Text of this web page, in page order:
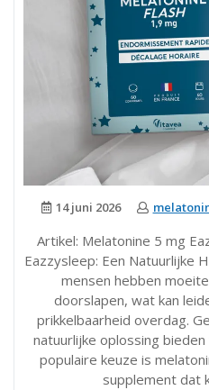
14 juni 2026
Artikel: Melatonine 5 mg
Eazzysleep: Een Natuurlijke
mensen hebben
doorslapen, wat kan
prikkelbaarheid overdag.
natuurlijke oplossing
populaire keuze is
supplement dat